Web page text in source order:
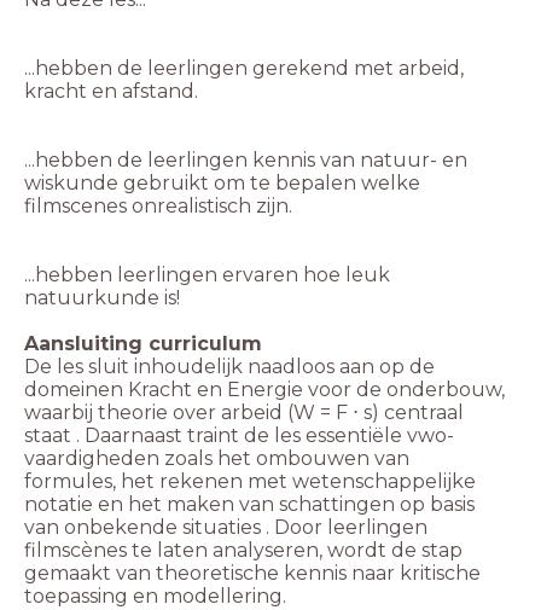
...hebben de leerlingen gerekend met arbeid,
...hebben de leerlingen kennis van natuur- en
wiskunde gebruikt om te bepalen welke
...hebben leerlingen ervaren hoe leuk
natuurkunde is!
De les sluit inhoudelijk naadloos aan op de
domeinen Kracht en Energie voor de onderbouw,
waarbij theorie over arbeid (W = F ⋅ s) centraal
staat . Daarnaast traint de les essentiële vwo-
vaardigheden zoals het ombouwen van
formules, het rekenen met wetenschappelijke
notatie en het maken van schattingen op basis
van onbekende situaties . Door leerlingen
filmscènes te laten analyseren, wordt de stap
gemaakt van theoretische kennis naar kritische
toepassing en modellering.